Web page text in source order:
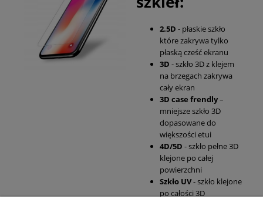
2.5D - płaskie szkło
które zakrywa tylko
płaską cześć ekranu
3D - szkło 3D z klejem
na brzegach zakrywa
cały ekran
3D case frendly–
mniejsze szkło 3D
dopasowane do
większości etui
4D/5D - szkło pełne 3D
klejone po całej
powierzchni
Szkło UV- szkło klejone
po całości 3D